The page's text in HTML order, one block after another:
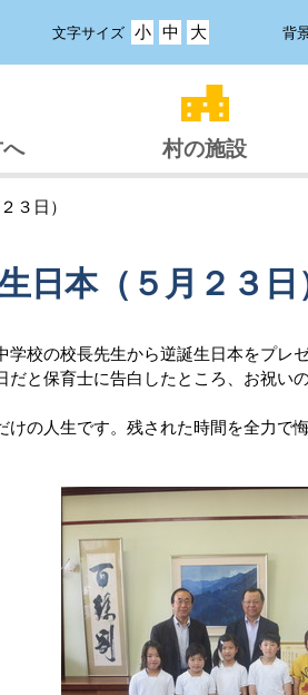
文字サイズ 小 中 大 背
村の施設
３日）
日本（５月２３日
校の校長先生から逆誕生日本をプレゼ
と保育士に告白したところ、お祝い
の人生です。残された時間を全力で